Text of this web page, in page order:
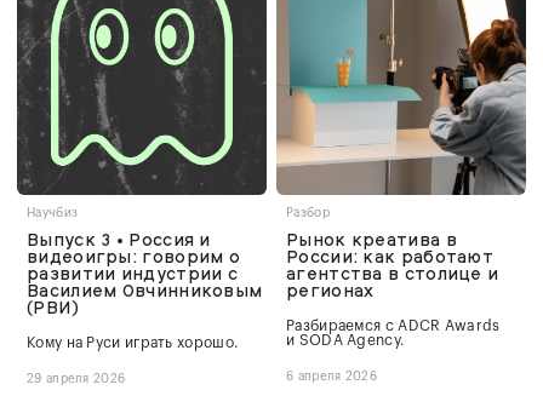
Научбиз
Выпуск 3 • Россия и
видеоигры: говорим о
развитии индустрии с
Василием Овчинниковым
(РВИ)
Кому на Руси играть хорошо.
29 апреля 2026
Разбор
Рынок креатива в
России: как работают
агентства в столице и
регионах
Разбираемся с ADCR Awards
и SODA Agency.
6 апреля 2026